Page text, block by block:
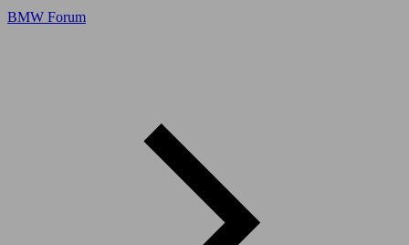
BMW Forum